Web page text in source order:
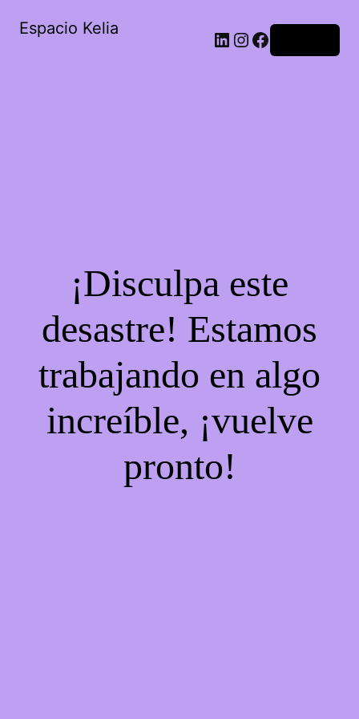
Espacio Kelia
¡Disculpa este
desastre! Estamos
trabajando en algo
increíble, ¡vuelve
pronto!